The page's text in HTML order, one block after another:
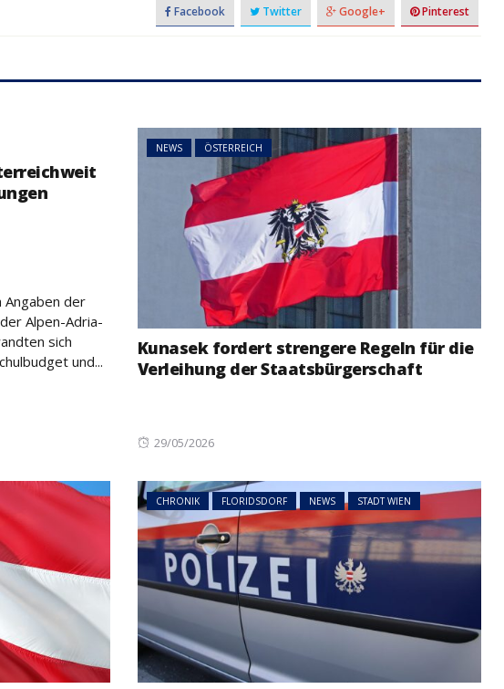
Facebook Twitter Google+ Pinterest
Angaben der
Alpen-Adria-
sich
und...
NEWS ÖSTERREICH
Kunasek fordert strengere Regeln für die
Verleihung der Staatsbürgerschaft
Posted
29/05/2026
CHRONIK FLORIDSDORF NEWS STADT WIEN
ÖSTERREICH
als im Vorjahr:
Trend setzt
Studierende protestieren
österreichweit gegen
mögliche Budgetkürzungen